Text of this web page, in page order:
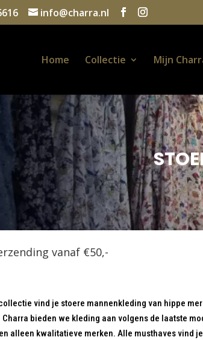
info@charra.nl
Home Collectie Mijn
vanaf €50,-
vind je stoere mannenkleding van hippe
bieden we kleding aan volgens de laatste
alleen kwalitatieve merken. Alle musthaves vind